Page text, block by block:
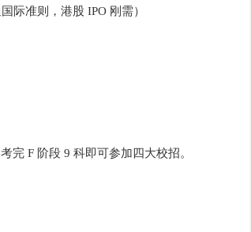
际准则，港股 IPO 刚需）
完 F 阶段 9 科即可参加四大校招。